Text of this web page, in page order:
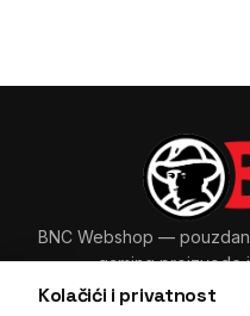
Kolačići i privatnost
BNC Webshop —
gaming proizvode